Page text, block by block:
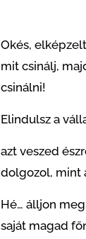
Okés,
mit csinálj,
csinálni!
Elindulsz a
azt veszed
dolgozol, mint
Hé… álljon
saját magad